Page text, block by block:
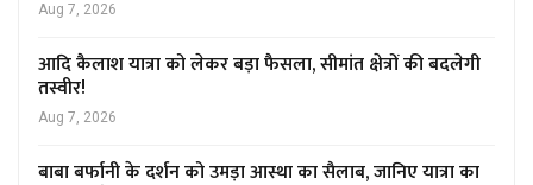
Aug 7, 2026
आदि कैलाश यात्रा को लेकर बड़ा फैसला, सीमांत क्षेत्रों की बदलेगी
तस्वीर!
Aug 7, 2026
बाबा बर्फानी के दर्शन को उमड़ा आस्था का सैलाब, जानिए यात्रा का